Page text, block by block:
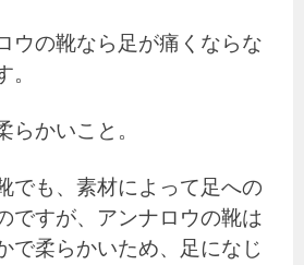
ウの靴なら足が痛くならな
らかいこと。
でも、素材によって足への
ですが、アンナロウの靴は
で柔らかいため、足になじ